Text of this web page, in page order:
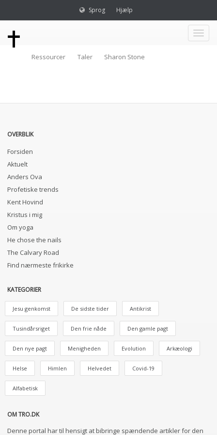
Sprog Hjælp
Toggle
Ressourcer Taler Sharon Stone
OVERBLIK
Forsiden
Aktuelt
Anders Ova
Profetiske trends
Kent Hovind
Kristus i mig
Om yoga
He chose the nails
The Calvary Road
Find nærmeste frikirke
KATEGORIER
Jesu genkomst De sidste tider Antikrist
Tusindårsriget Den frie nåde Den gamle pagt
Den nye pagt Menigheden Evolution Arkæologi
Helse Himlen Helvedet Covid-19
Alfabetisk
OM TRO.DK
Denne portal har til hensigt at bibringe spændende artikler for den